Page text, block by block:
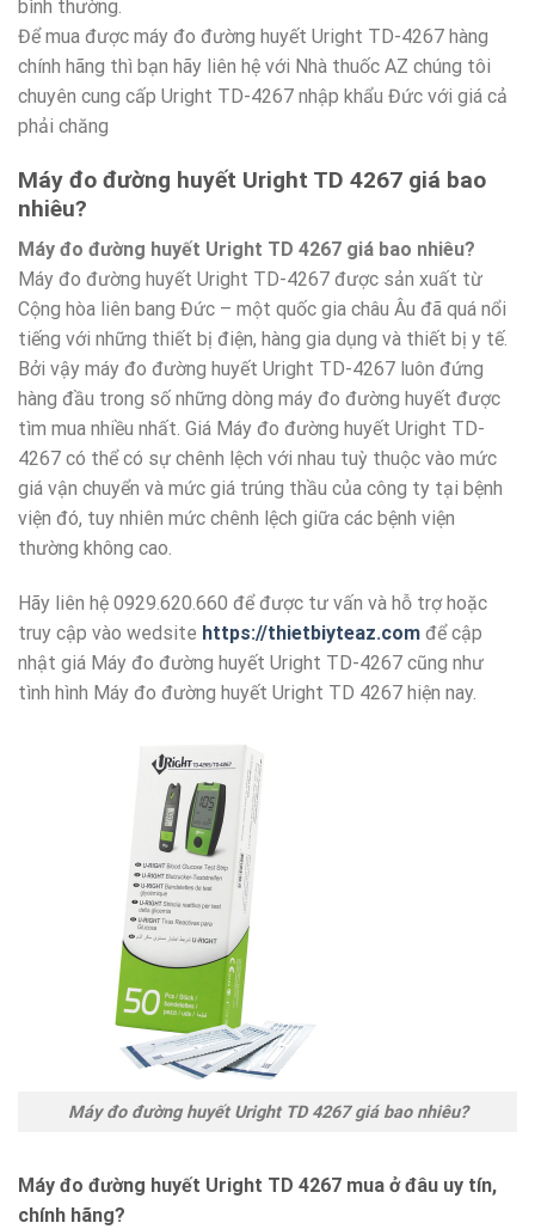
bình thường.
Để mua được máy đo đường huyết Uright TD-4267 hàng
chính hãng thì bạn hãy liên hệ với Nhà thuốc AZ chúng tôi
chuyên cung cấp Uright TD-4267 nhập khẩu Đức với giá cả
phải chăng
Máy đo đường huyết Uright TD 4267 giá bao
nhiêu?
Máy đo đường huyết Uright TD 4267 giá bao nhiêu?
Máy đo đường huyết Uright TD-4267 được sản xuất từ
Cộng hòa liên bang Đức – một quốc gia châu Âu đã quá nổi
tiếng với những thiết bị điện, hàng gia dụng và thiết bị y tế.
Bởi vậy máy đo đường huyết Uright TD-4267 luôn đứng
hàng đầu trong số những dòng máy đo đường huyết được
tìm mua nhiều nhất. Giá Máy đo đường huyết Uright TD-
4267 có thể có sự chênh lệch với nhau tuỳ thuộc vào mức
giá vận chuyển và mức giá trúng thầu của công ty tại bệnh
viện đó, tuy nhiên mức chênh lệch giữa các bệnh viện
thường không cao.
Hãy liên hệ 0929.620.660 để được tư vấn và hỗ trợ hoặc
truy cập vào wedsite https://thietbiyteaz.com để cập
nhật giá Máy đo đường huyết Uright TD-4267 cũng như
tình hình Máy đo đường huyết Uright TD 4267 hiện nay.
Máy đo đường huyết Uright TD 4267 giá bao nhiêu?
Máy đo đường huyết Uright TD 4267 mua ở đâu uy tín,
chính hãng?